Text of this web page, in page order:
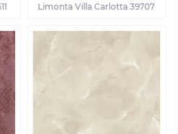
Limonta Villa Carlotta 39707